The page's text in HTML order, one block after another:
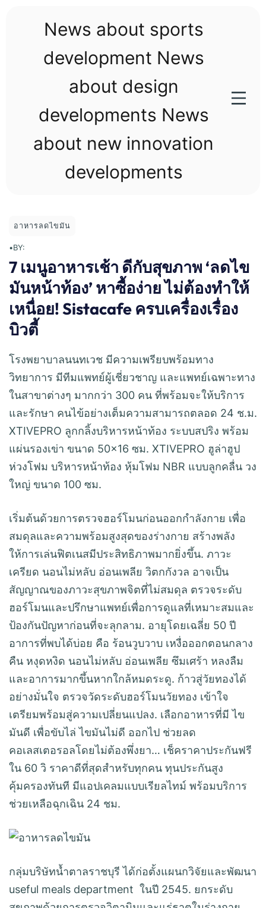
News about sports
development News
about design
developments News
about new innovation
developments
อาหารลดไขมัน
•BY:
7 เมนูอาหารเช้า ดีกับสุขภาพ ‘ลดไข
มันหน้าท้อง’ หาซื้อง่าย ไม่ต้องทำให้
เหนื่อย! Sistacafe ครบเครื่องเรื่อง
บิวตี้
โรงพยาบาลนนทเวช มีความเพรียบพร้อมทาง
วิทยาการ มีทีมแพทย์ผู้เชี่ยวชาญ และแพทย์เฉพาะทาง
ในสาขาต่างๆ มากกว่า 300 คน ที่พร้อมจะให้บริการ
และรักษา คนไข้อย่างเต็มความสามารถตลอด 24 ช.ม.
XTIVEPRO ลูกกลิ้งบริหารหน้าท้อง ระบบสปริง พร้อม
แผ่นรองเข่า ขนาด 50×16 ซม. XTIVEPRO ฮูล่าฮูป
ห่วงโฟม บริหารหน้าท้อง หุ้มโฟม NBR แบบลูกคลื่น วง
ใหญ่ ขนาด 100 ซม.
เริ่มต้นด้วยการตรวจฮอร์โมนก่อนออกกำลังกาย เพื่อ
สมดุลและความพร้อมสูงสุดของร่างกาย สร้างพลัง
ให้การเล่นฟิตเนสมีประสิทธิภาพมากยิ่งขึ้น. ภาวะ
เครียด นอนไม่หลับ อ่อนเพลีย วิตกกังวล อาจเป็น
สัญญาณของภาวะสุขภาพจิตที่ไม่สมดุล ตรวจระดับ
ฮอร์โมนและปรึกษาแพทย์เพื่อการดูแลที่เหมาะสมและ
ป้องกันปัญหาก่อนที่จะลุกลาม. อายุโดยเฉลี่ย 50 ปี
อาการที่พบได้บ่อย คือ ร้อนวูบวาบ เหงื่อออกตอนกลาง
คืน หงุดหงิด นอนไม่หลับ อ่อนเพลีย ซึมเศร้า หลงลืม
และอาการมากขึ้นหากใกล้หมดระดู. ก้าวสู่วัยทองได้
อย่างมั่นใจ ตรวจวัดระดับฮอร์โมนวัยทอง เข้าใจ
เตรียมพร้อมสู่ความเปลี่ยนแปลง. เลือกอาหารที่มี ไข
มันดี เพื่อขับไล่ ไขมันไม่ดี ออกไป ช่วยลด
คอเลสเตอรอลโดยไม่ต้องพึ่งยา… เช็คราคาประกันฟรี
ใน 60 วิ ราคาดีที่สุดสำหรับทุกคน ทุนประกันสูง
คุ้มครองทันที มีแอปเคลมแบบเรียลไทม์ พร้อมบริการ
ช่วยเหลือฉุกเฉิน 24 ชม.
กลุ่มบริษัทน้ำตาลราชบุรี ได้ก่อตั้งแผนกวิจัยและพัฒนา
useful meals department ในปี 2545. ยกระดับ